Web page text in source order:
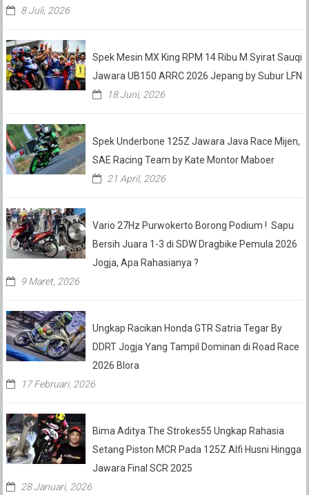
8 Juli, 2026
Spek Mesin MX King RPM 14 Ribu M Syirat Sauqi
Jawara UB150 ARRC 2026 Jepang by Subur LFN
18 Juni, 2026
Spek Underbone 125Z Jawara Java Race Mijen,
SAE Racing Team by Kate Montor Maboer
21 April, 2026
Vario 27Hz Purwokerto Borong Podium ! Sapu
Bersih Juara 1-3 di SDW Dragbike Pemula 2026
Jogja, Apa Rahasianya ?
9 Maret, 2026
Ungkap Racikan Honda GTR Satria Tegar By
DDRT Jogja Yang Tampil Dominan di Road Race
2026 Blora
17 Februari, 2026
Bima Aditya The Strokes55 Ungkap Rahasia
Setang Piston MCR Pada 125Z Alfi Husni Hingga
Jawara Final SCR 2025
28 Januari, 2026